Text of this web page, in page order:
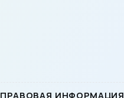
ПРАВОВАЯ ИНФОРМАЦИЯ